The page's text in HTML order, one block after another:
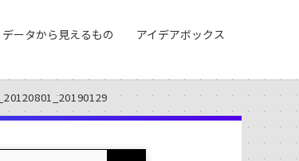
データから見えるもの アイデアボックス